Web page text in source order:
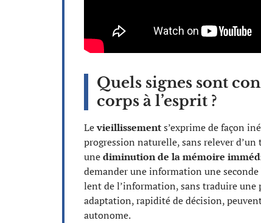
Quels signes sont
corps à l’esprit ?
Levieillissements’exprime de façon
progression naturelle, sans relever
unediminution de la mémoire
demander une information une
lent de l’information, sans traduire une
adaptation, rapidité de décision,
autonome.